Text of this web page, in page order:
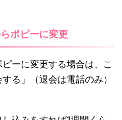
ポピーに変更
ーに変更する場合は、こ
る」（退会は電話のみ）